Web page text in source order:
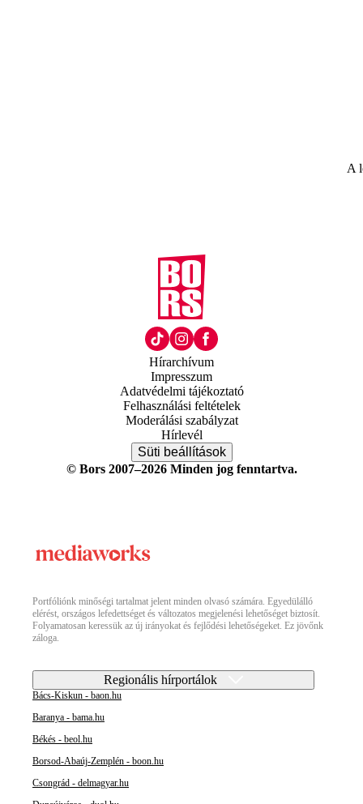
A
Hírarchívum
Impresszum
Adatvédelmi tájékoztató
Felhasználási feltételek
Moderálási szabályzat
Hírlevél
Süti beállítások
© Bors 2007–2026 Minden jog fenntartva.
Portfóliónk minőségi tartalmat jelent minden olvasó számára. Egyedülálló
elérést, országos lefedettséget és változatos megjelenési lehetőséget biztosít.
Folyamatosan keressük az új irányokat és fejlődési lehetőségeket. Ez jövőnk
záloga.
Regionális hírportálok
Bács-Kiskun - baon.hu
Baranya - bama.hu
Békés - beol.hu
Borsod-Abaúj-Zemplén - boon.hu
Csongrád - delmagyar.hu